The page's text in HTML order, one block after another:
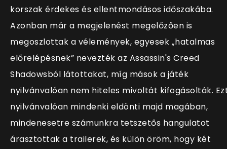
korszak érdekes és ellentmondásos időszakába.
Azonban már a megjelenést megelőzően is
megoszlottak a vélemények, egyesek „hatalmas
előrelépésnek” nevezték az Assassin's Creed
Shadowsból látottakat, míg mások a játék
nyilvánvalóan nem hiteles mivoltát kifogásolták.
nyilvánvalóan mindenki eldönti majd magában,
mindenesetre számunkra tetszetős hangulatot
árasztottak a trailerek, és külön öröm, hogy két